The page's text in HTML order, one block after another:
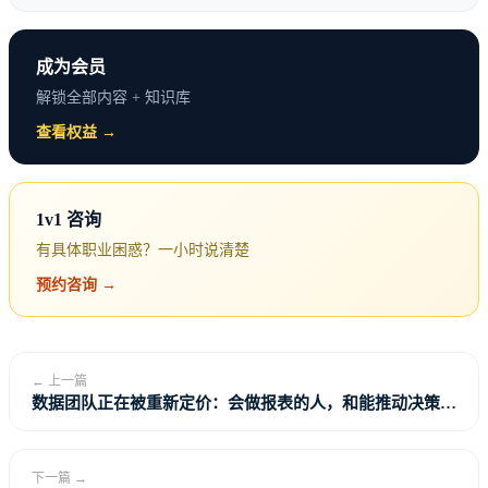
成为会员
解锁全部内容 + 知识库
查看权益 →
1v1 咨询
有具体职业困惑？一小时说清楚
预约咨询 →
← 上一篇
数据团队正在被重新定价：会做报表的人，和能推动决策的
下一篇 →